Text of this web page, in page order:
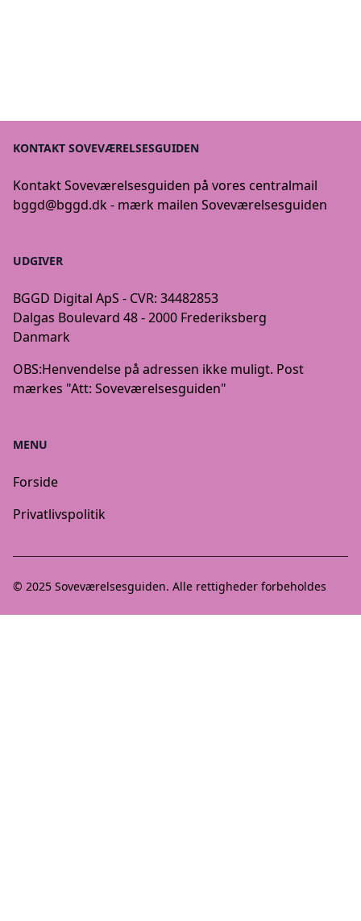
KONTAKT SOVEVÆRELSESGUIDEN
Kontakt Soveværelsesguiden på vores centralmail
bggd@bggd.dk- mærk mailen Soveværelsesguiden
UDGIVER
BGGD Digital ApS - CVR: 34482853
Dalgas Boulevard 48 - 2000 Frederiksberg
Danmark
OBS:Henvendelse på adressen ikke muligt. Post
mærkes "Att: Soveværelsesguiden"
MENU
Forside
Privatlivspolitik
© 2025 Soveværelsesguiden. Alle rettigheder forbeholdes